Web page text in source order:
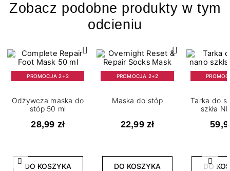
Zobacz podobne produkty w tym
odcieniu
Poprzedni
PROMOCJA 2+2
Odżywcza maska do
stóp 50 ml
28,99 zł
DO KOSZYKA
PROMOCJA 2+2
Maska do stóp
22,99 zł
DO KOSZYKA
Tarka do
szkła
DO